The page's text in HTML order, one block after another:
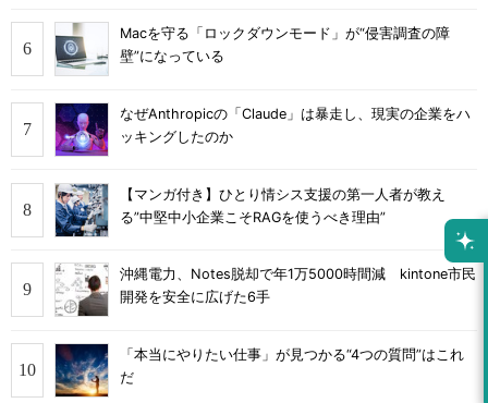
Macを守る「ロックダウンモード」が“侵害調査の障
壁”になっている
なぜAnthropicの「Claude」は暴走し、現実の企業をハ
ッキングしたのか
【マンガ付き】ひとり情シス支援の第一人者が教え
る”中堅中小企業こそRAGを使うべき理由”
沖縄電力、Notes脱却で年1万5000時間減 kintone市民
開発を安全に広げた6手
「本当にやりたい仕事」が見つかる“4つの質問”はこれ
だ